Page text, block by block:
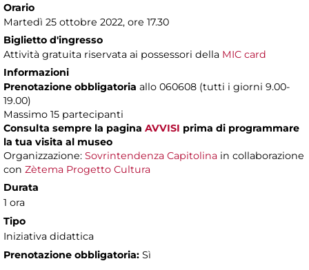
Orario
Martedì 25 ottobre 2022, ore 17.30
Biglietto d'ingresso
Attività gratuita riservata ai possessori della MIC card
Informazioni
Prenotazione obbligatoria allo 060608 (tutti i giorni 9.00-
19.00)
Massimo 15 partecipanti
Consulta sempre la pagina AVVISI prima di programmare
la tua visita al museo
Organizzazione: Sovrintendenza Capitolina in collaborazione
con Zètema Progetto Cultura
Durata
1 ora
Tipo
Iniziativa didattica
Prenotazione obbligatoria: Sì